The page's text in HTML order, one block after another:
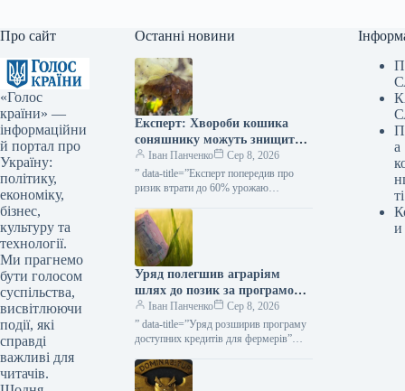
Про сайт
«Голос
країни» —
інформаційни
й портал про
Україну:
політику,
економіку,
бізнес,
культуру та
технології.
Ми прагнемо
бути голосом
суспільства,
висвітлюючи
події, які
справді
важливі для
читачів.
Останні новини
Експерт: Хвороби кошика
соняшнику можуть знищити
до 60% врожаю — КУРКУЛЬ
Іван Панченко
Сер 8, 2026
” data-title=”Експерт попередив про
ризик втрати до 60% урожаю
url=”https://kurkul.com/news/41847-
ekspert-poperediv-pro-rizik-vtrati-do-60-
urojayu-sonyashniku-cherez-gnili”>
Експерт попередив про ризик втрати
до 60%…
Уряд полегшив аграріям
шлях до позик за програмою
«5-7-9%» для посівних робіт
та господарських потреб —
КУРКУЛЬ
Іван Панченко
Сер 8, 2026
” data-title=”Уряд розширив програму
доступних кредитів для фермерів”
url=”https://kurkul.com/news/41873-
uryad-rozshiriv-programu-dostupnih-
а
ті
и